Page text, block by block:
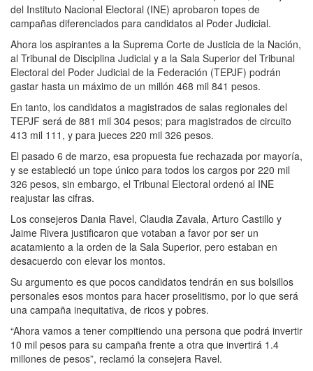
del Instituto Nacional Electoral (INE) aprobaron topes de
campañas diferenciados para candidatos al Poder Judicial.
Ahora los aspirantes a la Suprema Corte de Justicia de la Nación,
al Tribunal de Disciplina Judicial y a la Sala Superior del Tribunal
Electoral del Poder Judicial de la Federación (TEPJF) podrán
gastar hasta un máximo de un millón 468 mil 841 pesos.
En tanto, los candidatos a magistrados de salas regionales del
TEPJF será de 881 mil 304 pesos; para magistrados de circuito
413 mil 111, y para jueces 220 mil 326 pesos.
El pasado 6 de marzo, esa propuesta fue rechazada por mayoría,
y se estableció un tope único para todos los cargos por 220 mil
326 pesos, sin embargo, el Tribunal Electoral ordenó al INE
reajustar las cifras.
Los consejeros Dania Ravel, Claudia Zavala, Arturo Castillo y
Jaime Rivera justificaron que votaban a favor por ser un
acatamiento a la orden de la Sala Superior, pero estaban en
desacuerdo con elevar los montos.
Su argumento es que pocos candidatos tendrán en sus bolsillos
personales esos montos para hacer proselitismo, por lo que será
una campaña inequitativa, de ricos y pobres.
“Ahora vamos a tener compitiendo una persona que podrá invertir
10 mil pesos para su campaña frente a otra que invertirá 1.4
millones de pesos”, reclamó la consejera Ravel.